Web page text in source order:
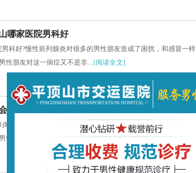
哪家医院男科好
科好?慢性前列腺炎对很多的男性朋友造成了困扰，和感冒一样
性朋友对这一病症又不是非... [阅读全文]
有前列腺炎呢?
呢?平顶山市交运医院在女性们看来，前列腺疾病或许没什么大
性看来就不一样的，前列腺是男...[阅读全文]